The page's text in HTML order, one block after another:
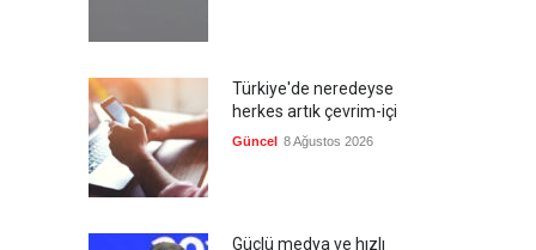
Türkiye'de neredeyse
herkes artık çevrim-içi
Güncel 8 Ağustos 2026
Güçlü medya ve hızlı